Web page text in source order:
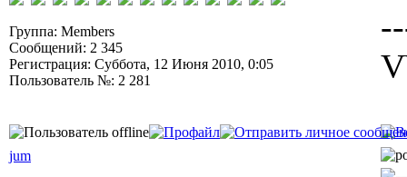
Группа: Members
Сообщений: 2 345
Регистрация: Суббота, 12 Июня 2010, 0:05
Пользователь №: 2 281
jum